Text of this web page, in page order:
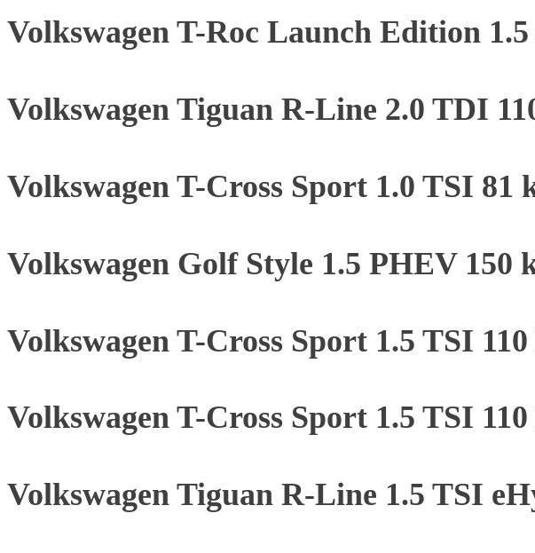
Volkswagen T-Roc Launch Edition
Volkswagen Tiguan R-Line 2.0 TDI
Volkswagen T-Cross Sport 1.0 TSI 81
Volkswagen Golf Style 1.5 PHEV 150
Volkswagen T-Cross Sport 1.5 TSI
Volkswagen T-Cross Sport 1.5 TSI
Volkswagen Tiguan R-Line 1.5 TSI